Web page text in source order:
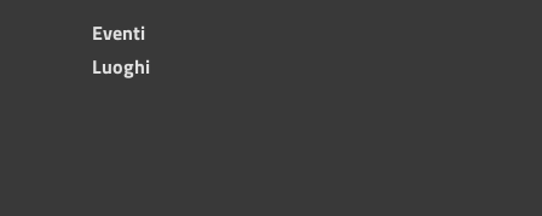
Eventi
Luoghi